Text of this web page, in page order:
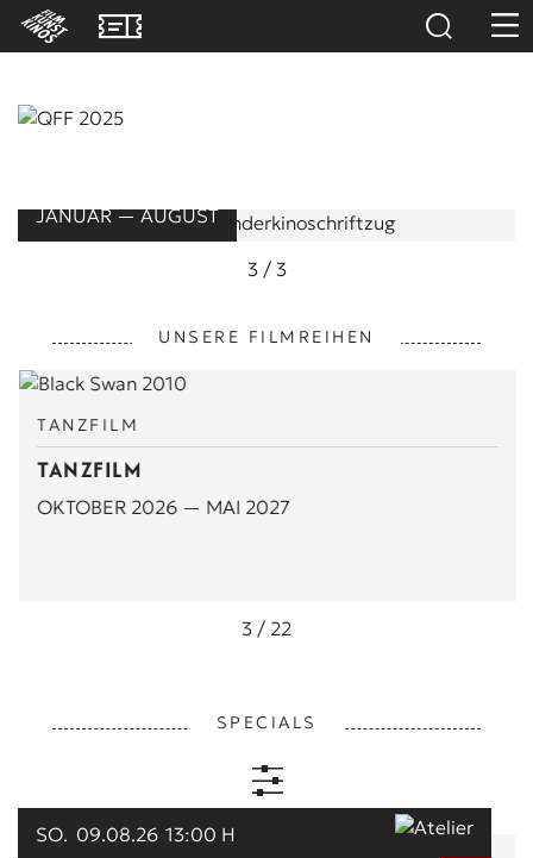
JANUAR — AUGUST
3/ 3
UNSERE FILMREIHEN
TANZFILM
TANZFILM
OKTOBER 2026 — MAI 2027
3 / 22
SPECIALS
SO. 09.08.26 13:00 H